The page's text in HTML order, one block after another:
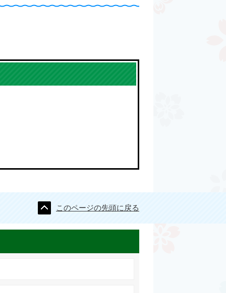
このページの先頭に戻る